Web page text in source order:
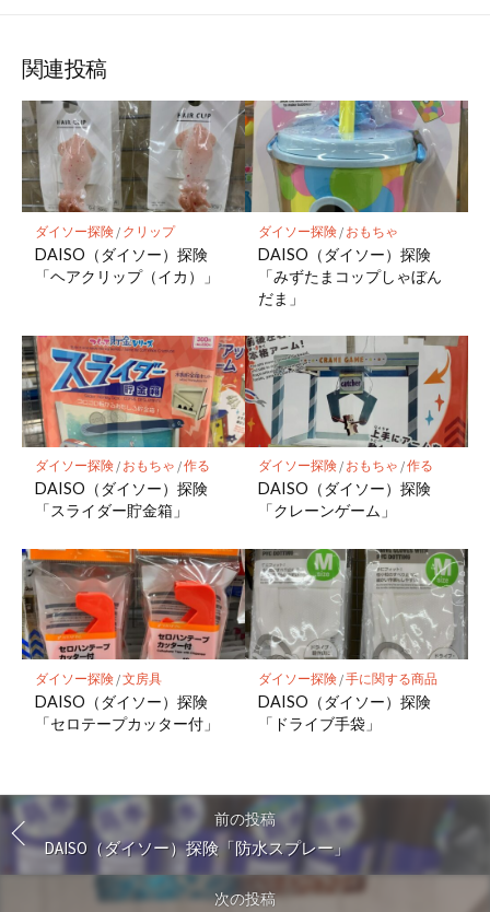
関連投稿
ダイソー探険/ クリップ
DAISO（ダイソー）探険
「ヘアクリップ（イカ）」
ダイソー探険/ おもちゃ
DAISO（ダイソー）探険
「みずたまコップしゃぼん
だま」
ダイソー探険/ おもちゃ /作る
DAISO（ダイソー）探険
「スライダー貯金箱」
ダイソー探険/ おもちゃ /作る
DAISO（ダイソー）探険
「クレーンゲーム」
ダイソー探険/文房具
DAISO（ダイソー）探険
「セロテープカッター付」
ダイソー探険/手に関する商品
DAISO（ダイソー）探険
「ドライブ手袋」
前の投稿
DAISO（ダイソー）探険「防水スプレー」
次の投稿